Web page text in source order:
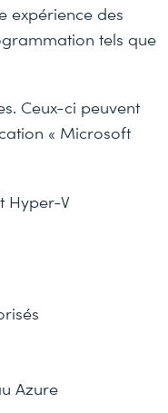
expérience des
tels que
Ceux-ci peuvent
« Microsoft
Hyper-V
Azure